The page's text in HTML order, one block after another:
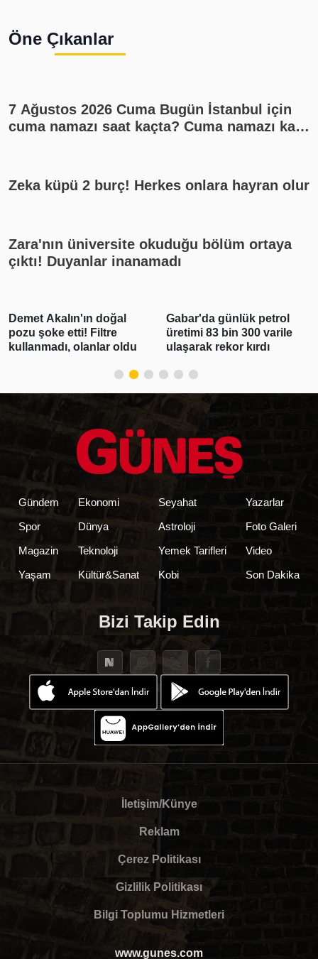
Öne Çıkanlar
7 Ağustos 2026 Cuma Bugün İstanbul için
cuma namazı saat kaçta? Cuma namazı kaç
Zeka küpü 2 burç! Herkes onlara hayran olur
Zara'nın üniversite okuduğu bölüm ortaya
çıktı! Duyanlar inanamadı
Demet Akalın'ın doğal
pozu şoke etti! Filtre
kullanmadı, olanlar oldu
Gabar'da günlük petrol
üretimi 83 bin 300 varile
ulaşarak rekor kırdı
Gündem
Spor
Magazin
Yaşam
Ekonomi
Dünya
Teknoloji
Kültür&Sanat
Seyahat
Astroloji
Yemek Tarifleri
Kobi
Yazarlar
Foto Galeri
Video
Son Dakika
Bizi Takip Edin
İletişim/Künye
Reklam
Çerez Politikası
Gizlilik Politikası
Bilgi Toplumu Hizmetleri
www.gunes.com